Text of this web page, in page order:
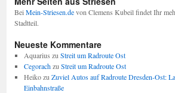
Bei Mein-Striesen.devon Clemens Kubeil findet Ihr
Stadtteil.
Neueste Kommentare
Aquarius zu Streit um Radroute Ost
Cegorachzu Streit um Radroute Ost
Heikozu Zuviel Autos auf Radroute Dresden-Ost:
Einbahnstraße